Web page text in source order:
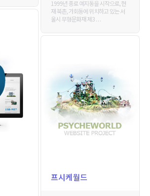
1999년 종로 예지동을 시작으로, 현
재 북촌, 가회동에 위치하고 있는 서
울시 무형문화재 제3 . . .
프시케월드